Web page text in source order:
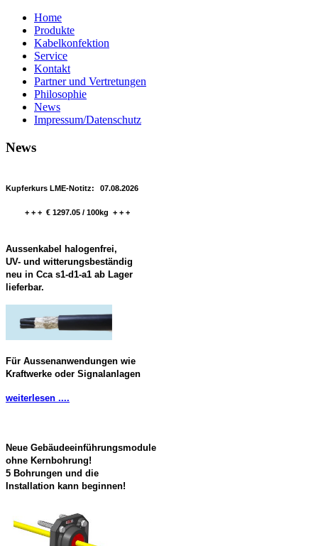
Home
Produkte
Kabelkonfektion
Service
Kontakt
Partner und Vertretungen
Philosophie
News
Impressum/Datenschutz
News
Kupferkurs LME-Notitz: 07.08.2026
+ + + € 1297.05 / 100kg + + +
Aussenkabel halogenfrei,
UV- und witterungsbeständig
neu in Cca s1-d1-a1 ab Lager
lieferbar.
Für Aussenanwendungen wie
Kraftwerke oder Signalanlagen
weiterlesen ....
Neue Gebäudeeinführungsmodule
ohne Kernbohrung!
5 Bohrungen und die
Installation kann beginnen!